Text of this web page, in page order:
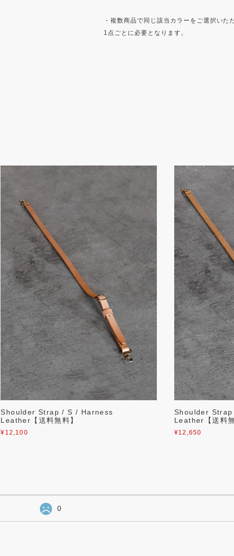
・複数商品で同じ該当カラーをご選択いた
1点ごとに必要となります。
Shoulder Strap / S / Harness
Leather【送料無料】
¥12,100
Shoulder
Leather【送料無
¥12,650
0